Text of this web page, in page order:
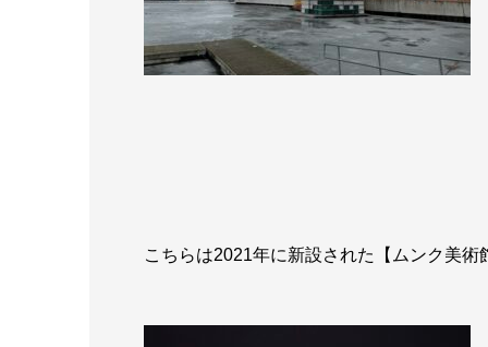
こちらは2021年に新設された【ムンク美術